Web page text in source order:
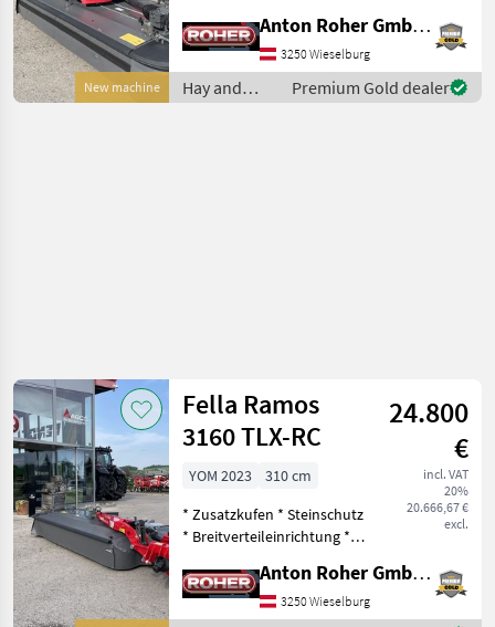
New machine
Rollenaufbereiter *
Teleskopoberlenker Mower
bar: Discs, type of disc
mower: Front mowers,
Anton Roher GmbH (ACA Center Roher)
3250 Wieselburg
Hay and
forage
Premium Gold dealer
Fella Ramos
3160 TLX-RC
24.800
€
incl. VAT
20%
20.666,67 €
excl.
YOM 2023
310 cm
* Zusatzkufen * Steinschutz
* Breitverteileinrichtung *
Rollenaufbereiter *
hydraulische Entlastung *
Anton Roher GmbH (ACA Center Roher)
3250 Wieselburg